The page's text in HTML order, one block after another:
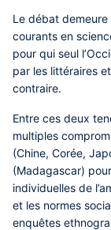
Le débat
courants en
pour qui seul
par les littéraires
contraire.
Entre ces deux
multiples
(Chine, Corée,
(Madagascar)
individuelles de
et les normes
enquêtes